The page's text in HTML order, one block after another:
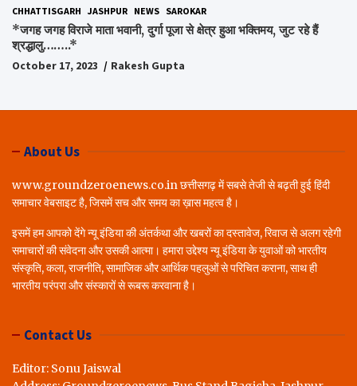
CHHATTISGARH JASHPUR NEWS SAROKAR
*जगह जगह विराजे माता भवानी, दुर्गा पूजा से क्षेत्र हुआ भक्तिमय, जुट रहे हैं
श्रद्धालु……..*
October 17, 2023 Rakesh Gupta
About Us
www.groundzeroenews.co.in छत्तीसगढ़ में सबसे तेजी से बढ़ती हुई हिंदी
समाचार वेबसाइट है, जिसमें सच और समय का ख़ास महत्व है।
इसमें हम आपको देंगे न्यू इंडिया की अंतर्कथा और खबरों का दस्तावेज, रिवाज से अलग रहेगी
समाचारों की संवेदना और उसकी आत्मा। हमारा उद्देश्य न्यू इंडिया के युवाओं को भारतीय
संस्कृति, कला, राजनीति, सामाजिक और आर्थिक पहलुओं से परिचित कराना, साथ ही
भारतीय परंपरा और संस्कारों से रूबरू करवाना है।
Contact Us
Editor: Sonu Jaiswal